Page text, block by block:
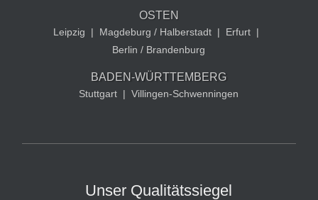
OSTEN
Leipzig | Magdeburg / Halberstadt | Erfurt |
Berlin / Brandenburg
BADEN-WÜRTTEMBERG
Stuttgart | Villingen-Schwenningen
Unser Qualitätssiegel